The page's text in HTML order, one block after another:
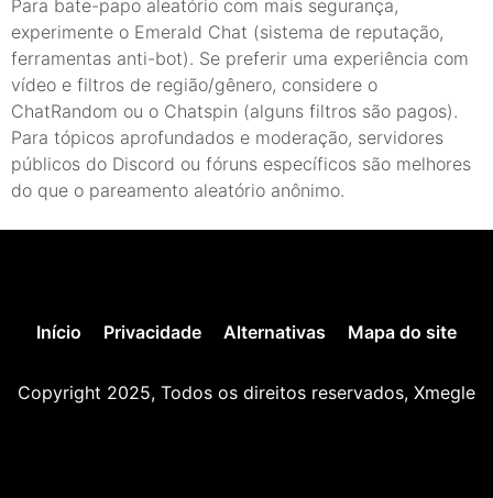
Para bate-papo aleatório com mais segurança,
experimente o Emerald Chat (sistema de reputação,
ferramentas anti-bot). Se preferir uma experiência com
vídeo e filtros de região/gênero, considere o
ChatRandom ou o Chatspin (alguns filtros são pagos).
Para tópicos aprofundados e moderação, servidores
públicos do Discord ou fóruns específicos são melhores
do que o pareamento aleatório anônimo.
Início Privacidade Alternativas Mapa do site
Copyright 2025, Todos os direitos reservados, Xmegle